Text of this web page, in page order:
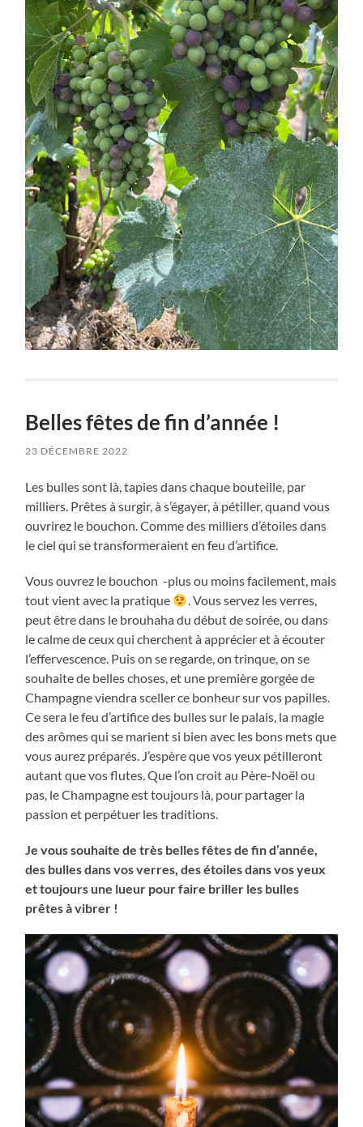
Belles fêtes de fin d’année !
23 DÉCEMBRE 2022
Les bulles sont là, tapies dans chaque bouteille, par
milliers. Prêtes à surgir, à s’égayer, à pétiller, quand vous
ouvrirez le bouchon. Comme des milliers d’étoiles dans
le ciel qui se transformeraient en feu d’artifice.
Vous ouvrez le bouchon -plus ou moins facilement, mais
tout vient avec la pratique
. Vous servez les verres,
peut être dans le brouhaha du début de soirée, ou dans
le calme de ceux qui cherchent à apprécier et à écouter
l’effervescence. Puis on se regarde, on trinque, on se
souhaite de belles choses, et une première gorgée de
Champagne viendra sceller ce bonheur sur vos papilles.
Ce sera le feu d’artifice des bulles sur le palais, la magie
des arômes qui se marient si bien avec les bons mets que
vous aurez préparés. J’espère que vos yeux pétilleront
autant que vos flutes. Que l’on croit au Père-Noël ou
pas, le Champagne est toujours là, pour partager la
passion et perpétuer les traditions.
Je vous souhaite de très belles fêtes de fin d’année,
des bulles dans vos verres, des étoiles dans vos yeux
et toujours une lueur pour faire briller les bulles
prêtes à vibrer !